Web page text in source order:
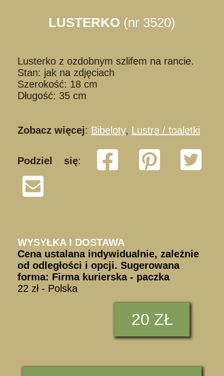
LUSTERKO (nr 3520)
Lusterko z ozdobnym szlifem na rancie.
Stan: jak na zdjęciach
Szerokość: 18 cm
Długość: 35 cm
Zobacz więcej: Bibeloty, Lustra / toaletki
Podziel się:
WYSYŁKA I DOSTAWA
Cena ustalana indywidualnie, zależnie
od odległości i opcji. Sugerowana
forma: Firma kurierska - paczka
22 zł - Polska
20 ZŁ